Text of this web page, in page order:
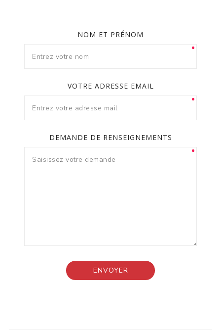
NOM ET PRÉNOM
VOTRE ADRESSE EMAIL
DEMANDE DE RENSEIGNEMENTS